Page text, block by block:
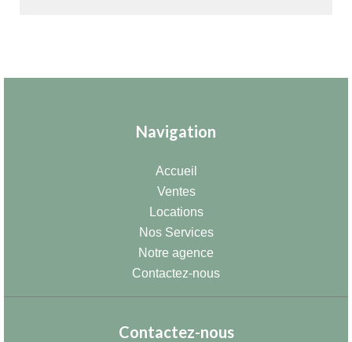
Navigation
Accueil
Ventes
Locations
Nos Services
Notre agence
Contactez-nous
Contactez-nous